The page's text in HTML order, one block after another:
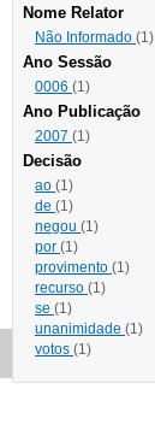
Nome Relator
Não Informado (1)
Ano Sessão
0006 (1)
Ano Publicação
2007 (1)
Decisão
ao (1)
de (1)
negou (1)
por (1)
provimento (1)
recurso (1)
se (1)
unanimidade (1)
votos (1)